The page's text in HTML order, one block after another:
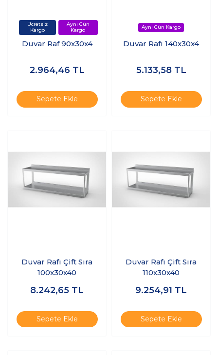
Duvar Raf 90x30x4
2.964,46 TL
Sepete Ekle
Duvar Rafı 140x30x4
5.133,58 TL
Sepete Ekle
Duvar Rafı Çift Sıra
100x30x40
8.242,65 TL
Sepete Ekle
Duvar Rafı Çift Sıra
110x30x40
9.254,91 TL
Sepete Ekle